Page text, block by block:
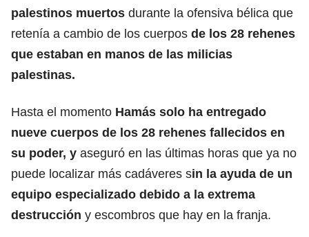
palestinos muertos durante la ofensiva bélica que
retenía a cambio de los cuerpos de los 28 rehenes
que estaban en manos de las milicias
palestinas.
Hasta el momento Hamás solo ha entregado
nueve cuerpos de los 28 rehenes fallecidos en
su poder, y aseguró en las últimas horas que ya no
puede localizar más cadáveres sin la ayuda de un
equipo especializado debido a la extrema
destrucción y escombros que hay en la franja.